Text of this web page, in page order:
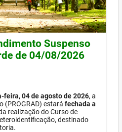
Suspenso
de 04/08/2026
feira, 04 de agosto de 2026, a
(PROGRAD) estará fechada a
realização do Curso de
destinado